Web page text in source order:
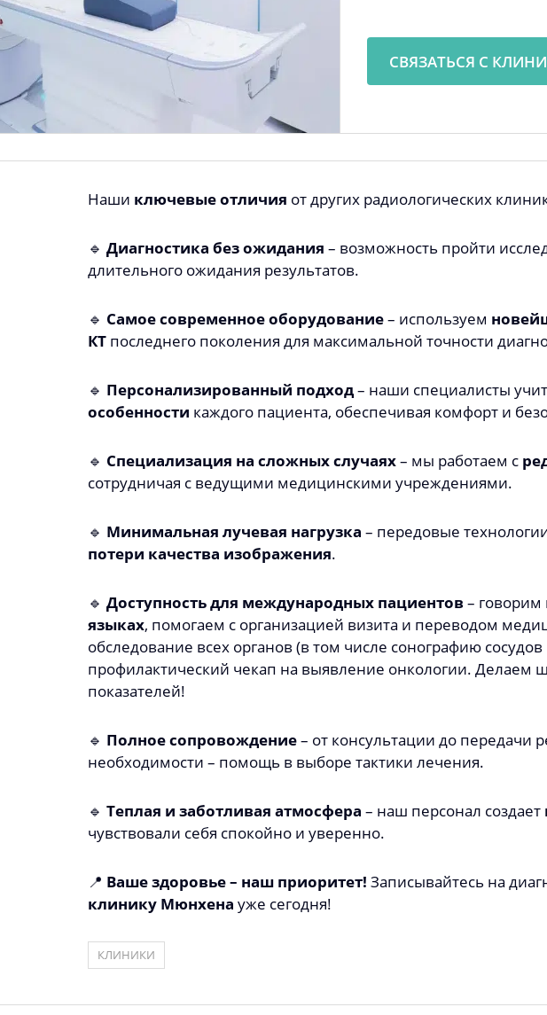
СВЯЗАТЬСЯ С
Наши ключевые отличия от других радиологических
🔹 Диагностика без ожидания – возможность пройти
длительного ожидания результатов.
🔹 Самое современное оборудование– используем
КТпоследнего поколения для максимальной точности
🔹 Персонализированный подход– наши специалисты
особенности каждого пациента, обеспечивая комфорт и
🔹 Специализация на сложных случаях– мы работаем с
сотрудничая с ведущими медицинскими учреждениями.
🔹 Минимальная лучевая нагрузка – передовые
потери качества изображения.
🔹 Доступность для международных пациентов– говорим
языках, помогаем с организацией визита и переводом
обследование всех органов (в том числе сонографию
профилактический чекап на выявление онкологии. Делаем
показателей!
🔹 Полное сопровождение– от консультации до передачи
необходимости – помощь в выборе тактики лечения.
🔹 Теплая и заботливая атмосфера – наш персонал создает
чувствовали себя спокойно и уверенно.
📍 Ваше здоровье – наш приоритет! Записывайтесь на
клинику Мюнхена уже сегодня!
КЛИНИКИ